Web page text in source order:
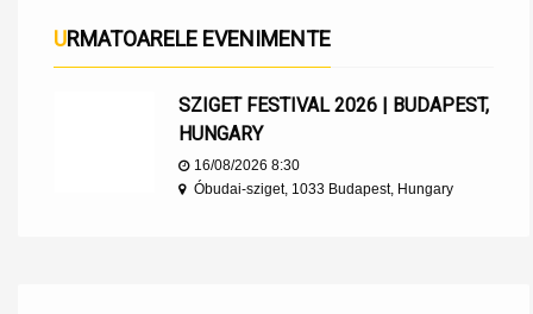
URMATOARELE EVENIMENTE
SZIGET FESTIVAL 2026 | BUDAPEST,
HUNGARY
16/08/2026 8:30
Óbudai-sziget, 1033 Budapest, Hungary